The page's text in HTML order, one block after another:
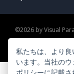
©2026 by Visual
プライバシーポリシ
私たちは、より
います。当社のウ